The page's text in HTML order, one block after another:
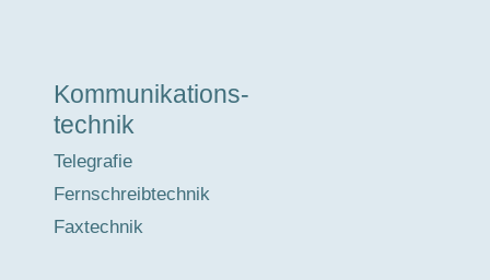
Kommunikations-
technik
Telegrafie
Fernschreibtechnik
Faxtechnik